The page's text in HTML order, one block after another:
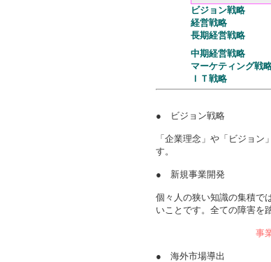
ビジョン戦略
経営戦略
長期経営戦略
中期経営
マーケティング戦
ＩＴ戦略
● ビジョン戦略
「企業理念」や「ビジョ
す。
● 新規事業開発
個々人の狭い知識の集積で
いことです。全ての障害を
事
● 海外市場導出